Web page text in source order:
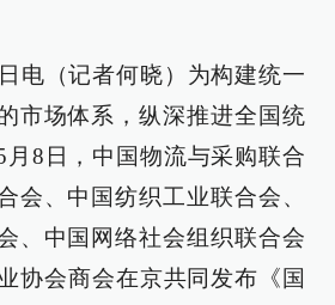
电（记者何晓）为构建统一
市场体系，纵深推进全国统
8日，中国物流与采购联合
会、中国纺织工业联合会、
、中国网络社会组织联合会
协会商会在京共同发布《国